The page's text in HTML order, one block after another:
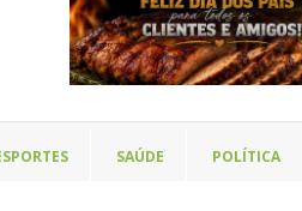
SAÚDE POLÍTICA